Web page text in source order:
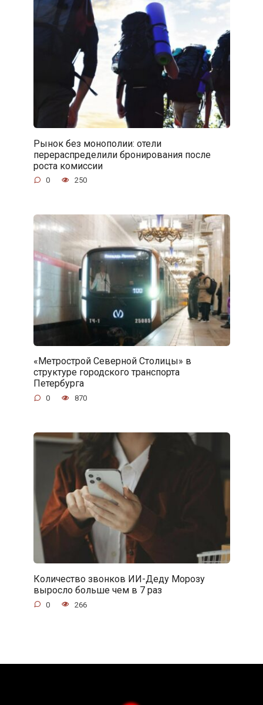
Рынок без монополии: отели
перераспределили бронирования после
роста комиссии
0 250
«Метрострой Северной Столицы» в
структуре городского транспорта
Петербурга
0 870
Количество звонков ИИ-Деду Морозу
выросло больше чем в 7 раз
0 266